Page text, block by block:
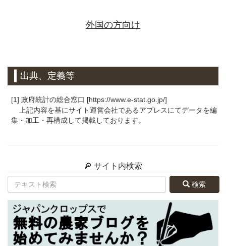
外国の方向け
出典、定義等
[1] 政府統計の総合窓口 [https://www.e-stat.go.jp/]
上記内容を基にサイト運営会社であるアプレスにてデータを編
集・加工・再構成して掲載しております。
🔎 サイト内検索
検索